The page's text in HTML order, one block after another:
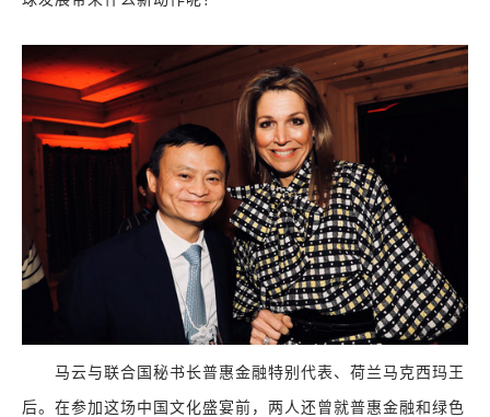
马云与联合国秘书长普惠金融特别代表、荷兰马克西玛王
后。在参加这场中国文化盛宴前，两人还曾就普惠金融和绿色